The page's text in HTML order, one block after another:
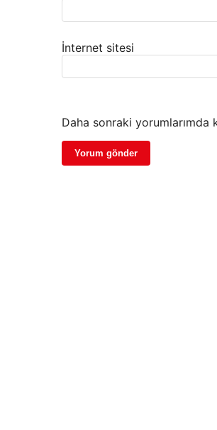
İnternet sitesi
Daha sonraki yorumlarımda